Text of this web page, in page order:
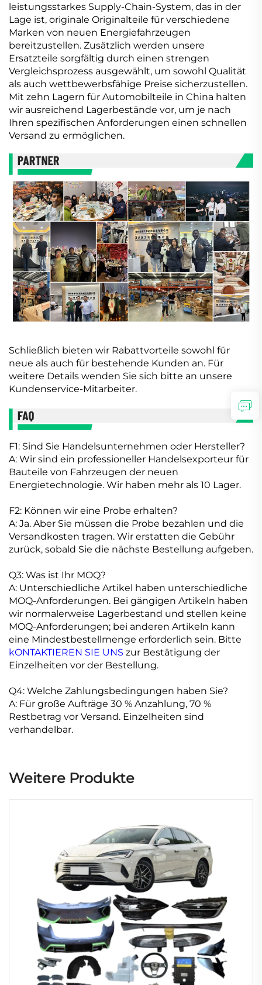
leistungsstarkes Supply-Chain-System, das in der
Lage ist, originale Originalteile für verschiedene
Marken von neuen Energiefahrzeugen
bereitzustellen. Zusätzlich werden unsere
Ersatzteile sorgfältig durch einen strengen
Vergleichsprozess ausgewählt, um sowohl Qualität
als auch wettbewerbsfähige Preise sicherzustellen.
Mit zehn Lagern für Automobilteile in China halten
wir ausreichend Lagerbestände vor, um je nach
Ihren spezifischen Anforderungen einen schnellen
Versand zu ermöglichen.
Schließlich bieten wir Rabattvorteile sowohl für
neue als auch für bestehende Kunden an. Für
weitere Details wenden Sie sich bitte an unsere
Kundenservice-Mitarbeiter.
F1: Sind Sie Handelsunternehmen oder Hersteller?
A: Wir sind ein professioneller Handelsexporteur für
Bauteile von Fahrzeugen der neuen
Energietechnologie. Wir haben mehr als 10 Lager.
F2: Können wir eine Probe erhalten?
A: Ja. Aber Sie müssen die Probe bezahlen und die
Versandkosten tragen. Wir erstatten die Gebühr
zurück, sobald Sie die nächste Bestellung aufgeben.
Q3: Was ist Ihr MOQ?
A: Unterschiedliche Artikel haben unterschiedliche
MOQ-Anforderungen. Bei gängigen Artikeln haben
wir normalerweise Lagerbestand und stellen keine
MOQ-Anforderungen; bei anderen Artikeln kann
eine Mindestbestellmenge erforderlich sein. Bitte
kONTAKTIEREN SIE UNS zur Bestätigung der
Einzelheiten vor der Bestellung.
Q4: Welche Zahlungsbedingungen haben Sie?
A: Für große Aufträge 30 % Anzahlung, 70 %
Restbetrag vor Versand. Einzelheiten sind
verhandelbar.
Weitere Produkte